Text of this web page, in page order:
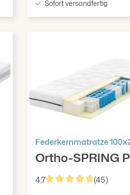
Sofort versandfertig
Federkernmatratze
Ortho-SPRING
4,7
(45)